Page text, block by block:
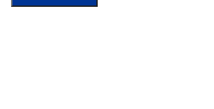
ve en küçük ayrıntıya kadar kusursuz